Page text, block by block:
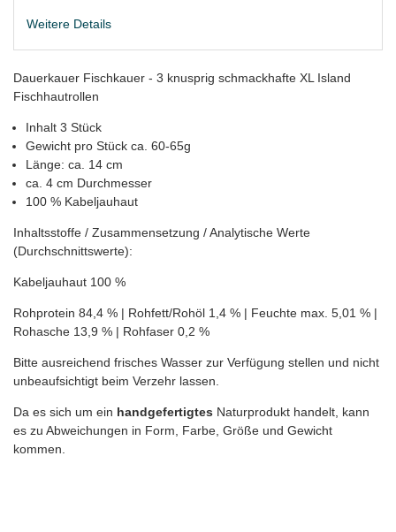
Weitere Details
Dauerkauer Fischkauer - 3 knusprig schmackhafte XL Island
Fischhautrollen
Inhalt 3 Stück
Gewicht pro Stück ca. 60-65g
Länge: ca. 14 cm
ca. 4 cm Durchmesser
100 % Kabeljauhaut
Inhaltsstoffe / Zusammensetzung / Analytische Werte
(Durchschnittswerte):
Kabeljauhaut 100 %
Rohprotein 84,4 % | Rohfett/Rohöl 1,4 % | Feuchte max. 5,01 % |
Rohasche 13,9 % | Rohfaser 0,2 %
Bitte ausreichend frisches Wasser zur Verfügung stellen und nicht
unbeaufsichtigt beim Verzehr lassen.
Da es sich um ein handgefertigtes Naturprodukt handelt, kann
es zu Abweichungen in Form, Farbe, Größe und Gewicht
kommen.